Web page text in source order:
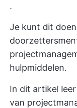
.
Je kunt dit
hulpmiddelen.
In dit artikel
van